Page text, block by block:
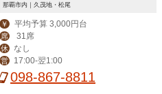
那覇市内｜久茂地・松尾
￥ 平均予算 3,000円台
席 31席
休 なし
営 17:00-翌1:00
098-867-8811